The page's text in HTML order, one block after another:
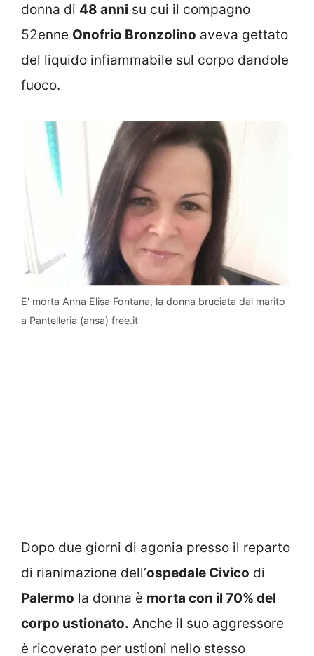
donna di 48 anni su cui il compagno
52enne Onofrio Bronzolino aveva gettato
del liquido infiammabile sul corpo dandole
fuoco.
E’ morta Anna Elisa Fontana, la donna bruciata dal marito
a Pantelleria (ansa) free.it
Dopo due giorni di agonia presso il reparto
di rianimazione dell’ospedale Civico di
Palermo la donna è morta con il 70% del
corpo ustionato. Anche il suo aggressore
è ricoverato per ustioni nello stesso